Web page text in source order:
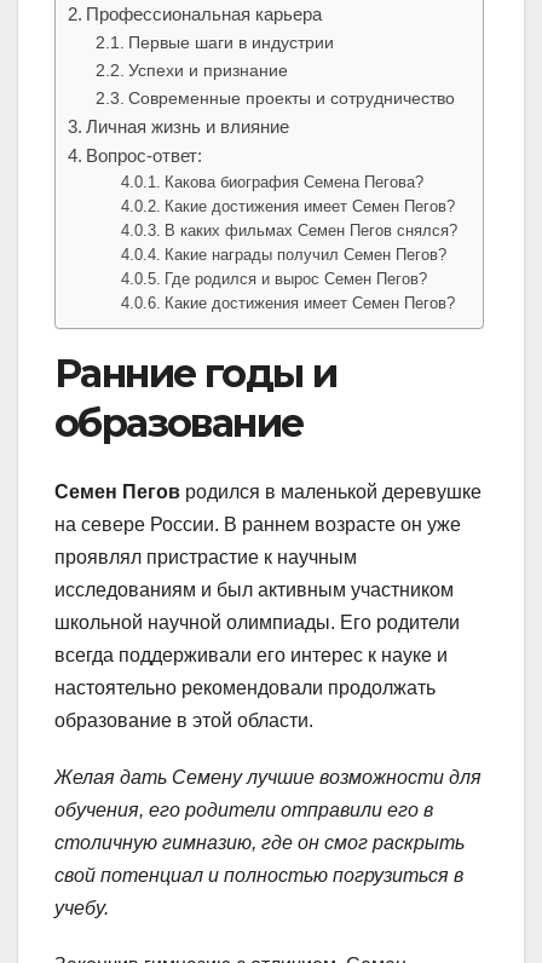
Профессиональная карьера
Первые шаги в индустрии
Успехи и признание
Современные проекты и сотрудничество
Личная жизнь и влияние
Вопрос-ответ:
Какова биография Семена Пегова?
Какие достижения имеет Семен Пегов?
В каких фильмах Семен Пегов снялся?
Какие награды получил Семен Пегов?
Где родился и вырос Семен Пегов?
Какие достижения имеет Семен Пегов?
Ранние годы и
образование
Семен Пегов родился в маленькой деревушке
на севере России. В раннем возрасте он уже
проявлял пристрастие к научным
исследованиям и был активным участником
школьной научной олимпиады. Его родители
всегда поддерживали его интерес к науке и
настоятельно рекомендовали продолжать
образование в этой области.
Желая дать Семену лучшие возможности для
обучения, его родители отправили его в
столичную гимназию, где он смог раскрыть
свой потенциал и полностью погрузиться в
учебу.